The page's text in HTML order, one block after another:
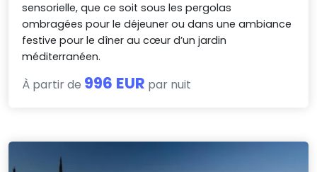
sensorielle, que ce soit sous les pergolas
ombragées pour le déjeuner ou dans une ambiance
festive pour le dîner au cœur d’un jardin
méditerranéen.
À partir de 996 EUR par nuit